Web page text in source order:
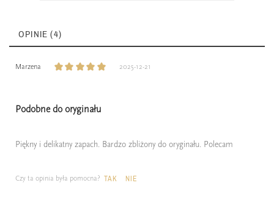
OPINIE (4)
Marzena 2025-12-21
Podobne do oryginału
Piękny i delikatny zapach. Bardzo zbliżony do oryginału. Polecam
Czy ta opinia była pomocna? TAK NIE